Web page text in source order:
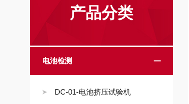
产品分类
电池检测
DC-01-电池挤压试验机